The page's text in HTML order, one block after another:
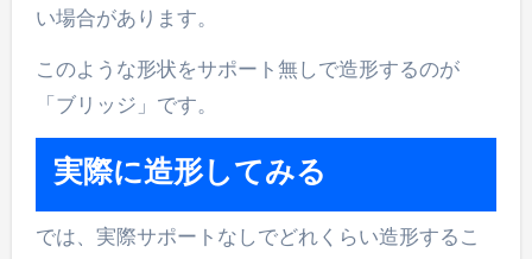
い場合があります。
このような形状をサポート無しで造形するのが
「ブリッジ」です。
実際に造形してみる
では、実際サポートなしでどれくらい造形するこ